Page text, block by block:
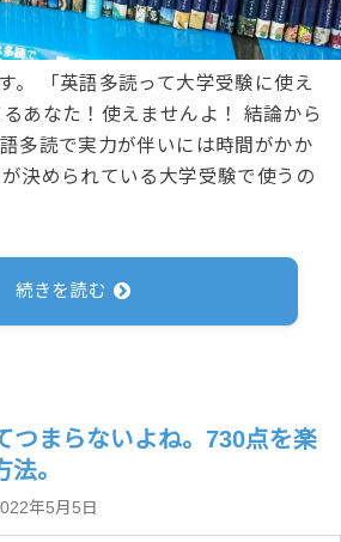
。 「英語多読って大学受験に使え
あなた！使えませんよ！ 結論から
多読で実力が伴いには時間がかか
決められている大学受験で使うの
続きを読む
つまらないよね。730点を楽
。
年5月5日